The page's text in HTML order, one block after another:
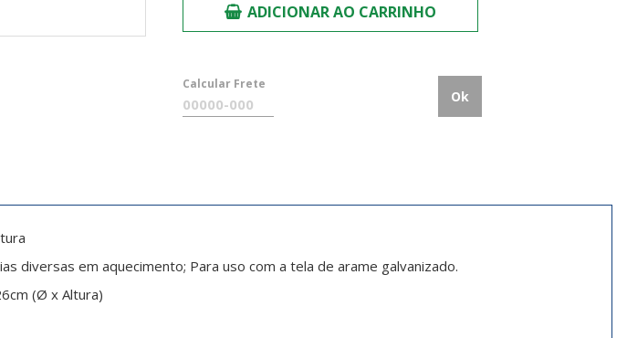
ADICIONAR AO CARRINHO
Calcular Frete
Ok
diversas em aquecimento; Para uso com a tela de arame galvanizado.
(Ø x Altura)